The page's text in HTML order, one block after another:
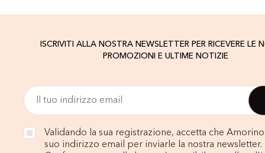
ISCRIVITI ALLA NOSTRA NEWSLETTER PER RICEVERE LE
PROMOZIONI E ULTIME NOTIZIE
Validando la sua registrazione, accetta che
suo indirizzo email per inviarle la nostra newsletter.